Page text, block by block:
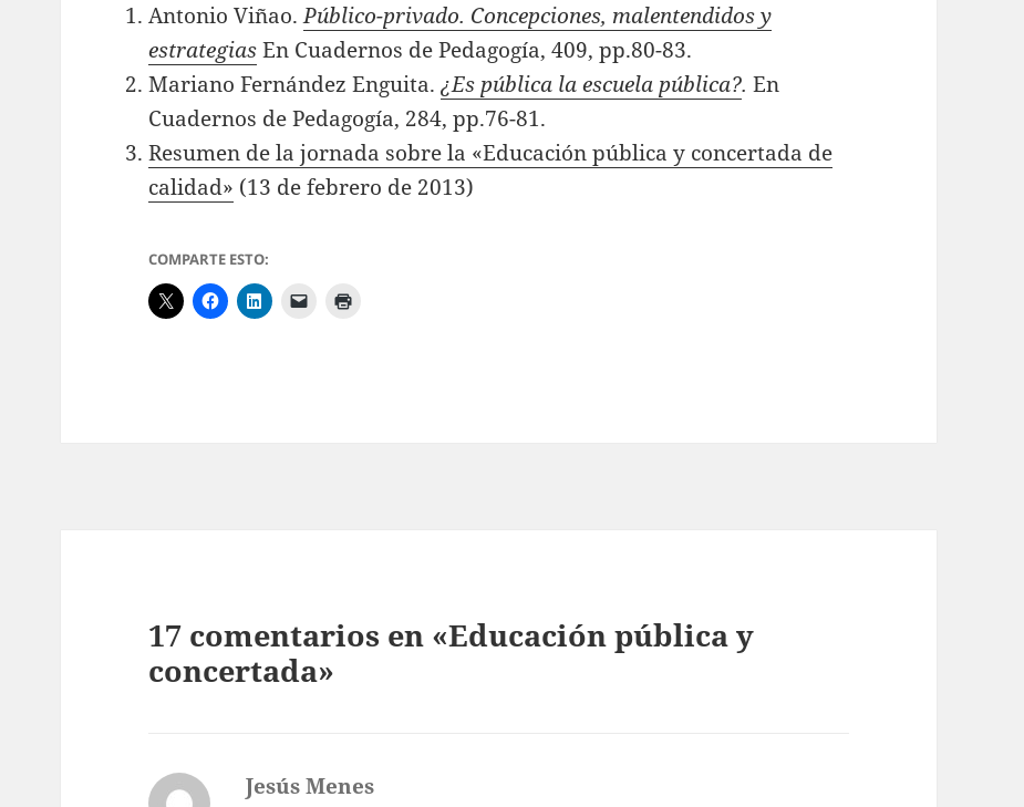
Antonio Viñao.Público-privado. Concepciones, malentendidos y
estrategiasEn Cuadernos de Pedagogía, 409, pp.80-83.
Mariano Fernández Enguita.¿Es pública la escuela pública?.En
Cuadernos de Pedagogía, 284, pp.76-81.
Resumen de la jornada sobre la «Educación pública y concertada de
calidad» (13 de febrero de 2013)
COMPARTE ESTO:
17 comentarios en «Educación pública y
concertada»
Jesús Menes